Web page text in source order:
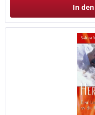
In den